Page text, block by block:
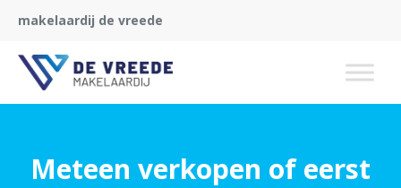
makelaardij de vreede
Meteen verkopen of eerst